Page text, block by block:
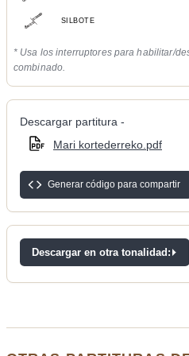
SILBOTE
* Usa los interruptores para habilitar/
combinado.
Descargar partitura -
Mari kortederreko.pdf
Generar código para compartir
Descargar en otra tonalidad: